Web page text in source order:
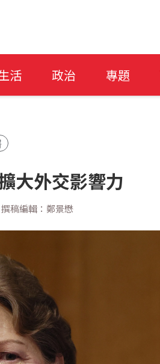
活 政治 專題
大外交影響力
撰稿編輯：鄭景懋